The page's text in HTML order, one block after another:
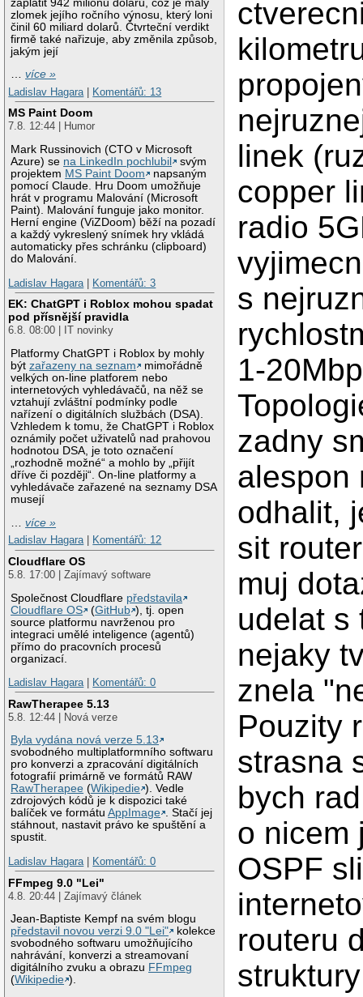
zaplatit 942 milionů dolarů, což je malý
zlomek jejího ročního výnosu, který loni
činil 60 miliard dolarů. Čtvrteční verdikt
firmě také nařizuje, aby změnila způsob,
jakým její
…více »
Ladislav Hagara
Komentářů: 13
MS Paint Doom
7.8. 12:44 | Humor
Mark Russinovich (CTO v Microsoft
Azure) se na LinkedIn pochlubil
svým
projektem MS Paint Doom
napsaným
pomocí Claude. Hru Doom umožňuje
hrát v programu Malování (Microsoft
Paint). Malování funguje jako monitor.
Herní engine (ViZDoom) běží na pozadí
a každý vykreslený snímek hry vkládá
automaticky přes schránku (clipboard)
do Malování.
Ladislav Hagara
Komentářů: 3
EK: ChatGPT i Roblox mohou spadat
pod přísnější pravidla
6.8. 08:00 | IT novinky
Platformy ChatGPT i Roblox by mohly
býtzařazeny na seznam
mimořádně
velkých on-line platforem nebo
internetových vyhledávačů, na něž se
vztahují zvláštní podmínky podle
nařízení o digitálních službách (DSA).
Vzhledem k tomu, že ChatGPT i Roblox
oznámily počet uživatelů nad prahovou
hodnotou DSA, je toto označení
„rozhodně možné“ a mohlo by „přijít
dříve či později“. On-line platformy a
vyhledávače zařazené na seznamy DSA
musejí
…více »
Ladislav Hagara| Komentářů: 12
Cloudflare OS
5.8. 17:00 | Zajímavý software
Společnost Cloudflare představila
Cloudflare OS
(GitHub ), tj. open
source platformu navrženou pro
integraci umělé inteligence (agentů)
přímo do pracovních procesů
organizací.
Ladislav Hagara| Komentářů: 0
RawTherapee 5.13
5.8. 12:44 | Nová verze
Byla vydána nová verze 5.13
svobodného multiplatformního softwaru
pro konverzi a zpracování digitálních
fotografií primárně ve formátů RAW
RawTherapee (Wikipedie ). Vedle
zdrojových kódů je k dispozici také
balíček ve formátuAppImage . Stačí jej
stáhnout, nastavit právo ke spuštění a
spustit.
Ladislav Hagara| Komentářů: 0
FFmpeg 9.0 "Lei"
4.8. 20:44 | Zajímavý článek
Jean-Baptiste Kempf na svém blogu
představil novou verzi 9.0 "Lei"
kolekce
svobodného softwaru umožňujícího
nahrávání, konverzi a streamovaní
digitálního zvuku a obrazu FFmpeg
(Wikipedie ).
linek
copper
radio
s
1-
zadny
alespon
odhalit,
sit
muj
udelat s
nejaky
znela
Pouzity
strasna
bych
o nicem
OSPF
routeru